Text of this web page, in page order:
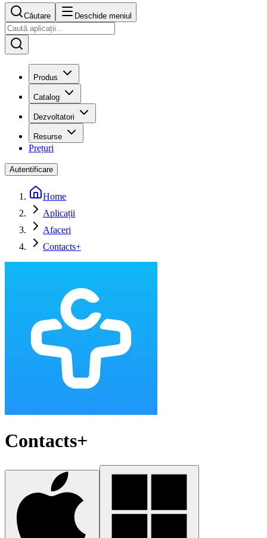
Căutare Deschide meniul
Produs
Catalog
Dezvoltatori
Resurse
Prețuri
Autentificare
Home
Aplicații
Afaceri
Contacts+
Contacts+